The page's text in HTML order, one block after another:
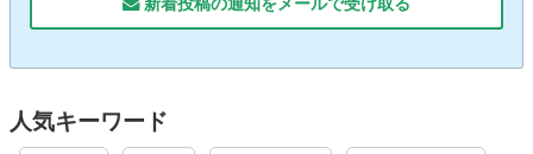
新着投稿の通知をメールで受け取る
人気キーワード